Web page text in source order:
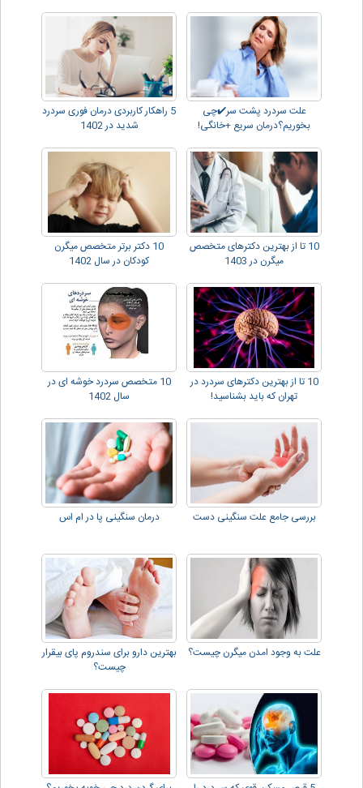
علت سردرد پشت سر✔️چی
بخوریم؟درمان سریع +خانگی!
5 راهکار کاربردی درمان فوری سردرد
شدید در 1402
10 تا از بهترین دکترهای متخصص
میگرن در 1403
10 دکتر برتر متخصص میگرن
کودکان در سال 1402
10 تا از بهترین دکترهای سردرد در
تهران که باید بشناسید!
10 متخصص سردرد خوشه ای در
سال 1402
بررسی جامع علت سنگینی دست درمان سنگینی پا در ام اس
علت به وجود امدن میگرن چیست؟
بهترین دارو برای سندروم پای بیقرار
چیست؟